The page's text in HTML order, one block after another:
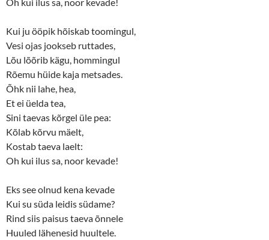
Kui ju ööpik hõiskab toomingul,
Vesi ojas jookseb ruttades,
Lõu lõõrib kägu, hommingul
Rõemu hüide kaja metsades.
Õhk nii lahe, hea,
Et ei üelda tea,
Sini taevas kõrgel üle pea:
Kõlab kõrvu mäelt,
Kostab taeva laelt:
Oh kui ilus sa, noor kevade!
Eks see olnud kena kevade
Kui su süda leidis südame?
Rind siis paisus taeva õnnele
Huuled lähenesid huultele.